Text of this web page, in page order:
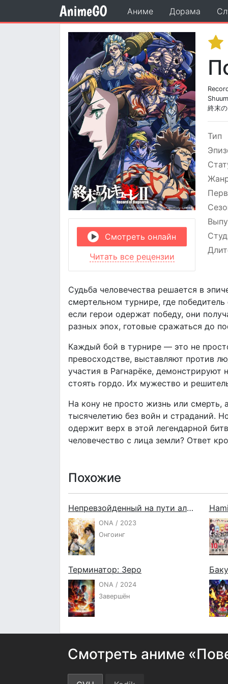
Аниме Дорама
Смотреть онлайн
Читать все рецензии
終末
Тип
Судьба человечества решается в
смертельном турнире, где
если герои одержат победу, они
разных эпох, готовые сражаться до
Каждый бой в турнире — это не
превосходстве, выставляют против
участия в Рагнарёке,
стоять гордо. Их мужество и
На кону не просто жизнь или
тысячелетию без войн и страданий.
одержит верх в этой легендарной
человечество с лица земли? Ответ
Похожие
Непревзойденный на пути алхимии
ONA / 2023
Онгоинг
Терминатор: Зеро
ONA / 2024
Завершён
Смотреть аниме